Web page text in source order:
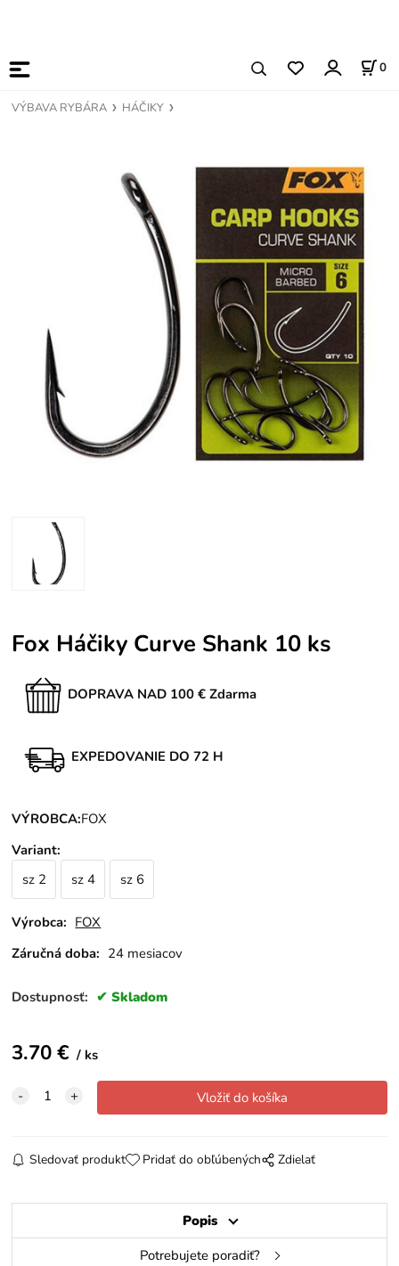
0
VÝBAVA RYBÁRA HÁČIKY
Fox Háčiky Curve Shank 10 ks
DOPRAVA NAD 100 € Zdarma
EXPEDOVANIE DO 72 H
VÝROBCA:FOX
Variant:
sz 2
sz 4 sz 6
Výrobca: FOX
Záručná doba: 24 mesiacov
Dostupnosť: Skladom
3.70€ ks
Sledovať produkt Pridať do obľúbených Zdielať
Popis
Potrebujete poradiť?